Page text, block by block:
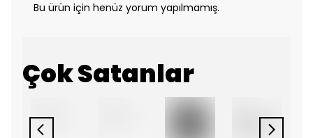
Bu ürün için henüz yorum yapılmamış.
Çok Satanlar